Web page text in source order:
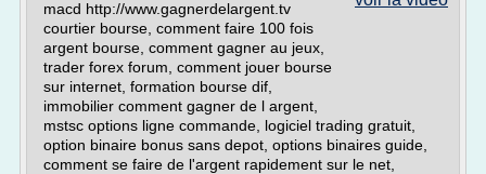
macd http://www.gagnerdelargent.tv
courtier bourse, comment faire 100 fois
argent bourse, comment gagner au jeux,
trader forex forum, comment jouer bourse
sur internet, formation bourse dif,
immobilier comment gagner de l argent,
mstsc options ligne commande, logiciel trading gratuit,
option binaire bonus sans depot, options binaires guide,
comment se faire de l'argent rapidement sur le net,